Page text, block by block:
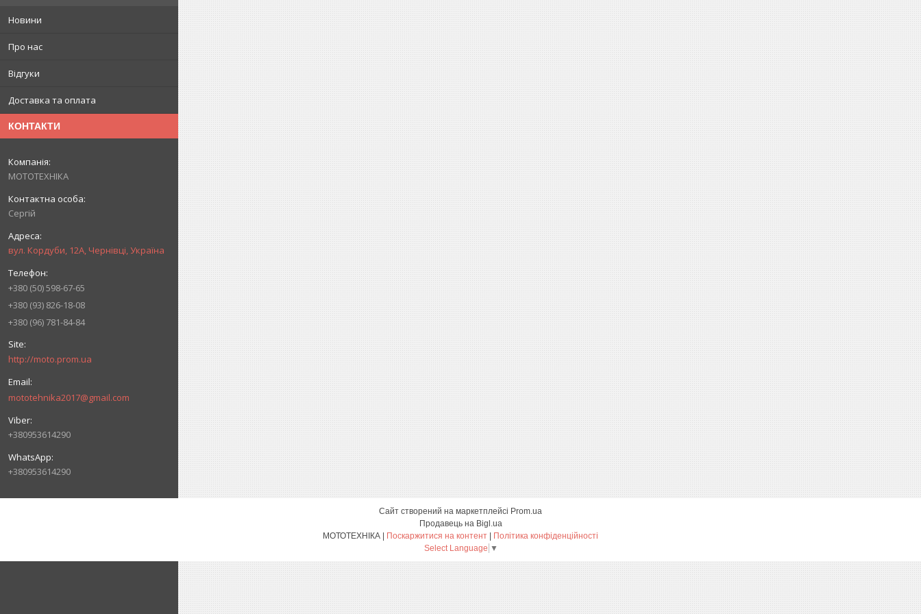
Новини
Про нас
Відгуки
Доставка та оплата
КОНТАКТИ
МОТОТЕХНІКА
Сергій
вул. Кордуби, 12А, Чернівці, Україна
+380 (50) 598-67-65
+380 (93) 826-18-08
+380 (96) 781-84-84
http://moto.prom.ua
mototehnika2017@gmail.com
+380953614290
+380953614290
Сайт створений на маркетплейсі Prom.ua
Продавець на Bigl.ua
МОТОТЕХНІКА | Поскаржитися на контент | Політика конфіденційності
Select Language ▼